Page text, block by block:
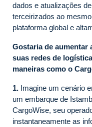
dados e atualizações
terceirizados ao
plataforma global e
Gostaria de aumentar
suas redes de
maneiras como o
1. Imagine um cenário
um embarque de
CargoWise, seu
instantaneamente as